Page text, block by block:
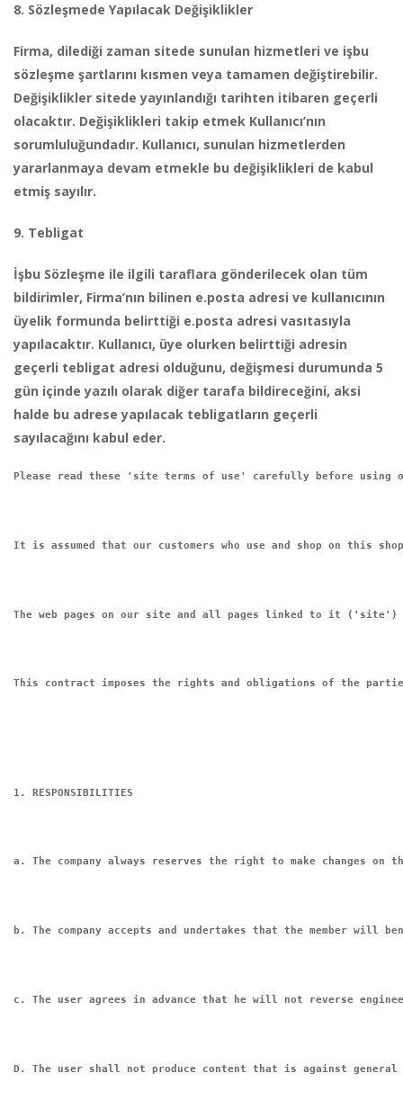
8. Sözleşmede Yapılacak Değişiklikler
Firma, dilediği zaman sitede sunulan hizmetleri ve işbu
sözleşme şartlarını kısmen veya tamamen değiştirebilir.
Değişiklikler sitede yayınlandığı tarihten itibaren geçerli
olacaktır. Değişiklikleri takip etmek Kullanıcı’nın
sorumluluğundadır. Kullanıcı, sunulan hizmetlerden
yararlanmaya devam etmekle bu değişiklikleri de kabul
etmiş sayılır.
9. Tebligat
İşbu Sözleşme ile ilgili taraflara gönderilecek olan tüm
bildirimler, Firma’nın bilinen e.posta adresi ve kullanıcının
üyelik formunda belirttiği e.posta adresi vasıtasıyla
yapılacaktır. Kullanıcı, üye olurken belirttiği adresin
geçerli tebligat adresi olduğunu, değişmesi durumunda 5
gün içinde yazılı olarak diğer tarafa bildireceğini, aksi
halde bu adrese yapılacak tebligatların geçerli
sayılacağını kabul eder.
Please read these 'site terms of use' carefully before using
It is assumed that our customers who use and shop on this
The web pages on our site and all pages linked to it ('site')
This contract imposes the rights and obligations of the
1. RESPONSIBILITIES
a. The company always reserves the right to make changes
b. The company accepts and undertakes that the member
c. The user agrees in advance that he will not reverse
D. The user shall not produce content that is against